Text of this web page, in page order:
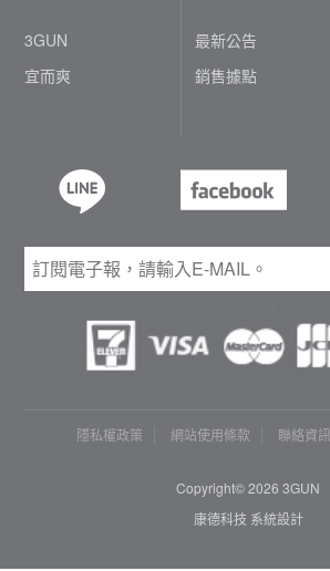
3GUN
宜而爽
最新公告
銷售據點
隱私權政策 網站使用條款 聯絡資訊
Copyright© 2026 3GUN
康德科技 系統設計